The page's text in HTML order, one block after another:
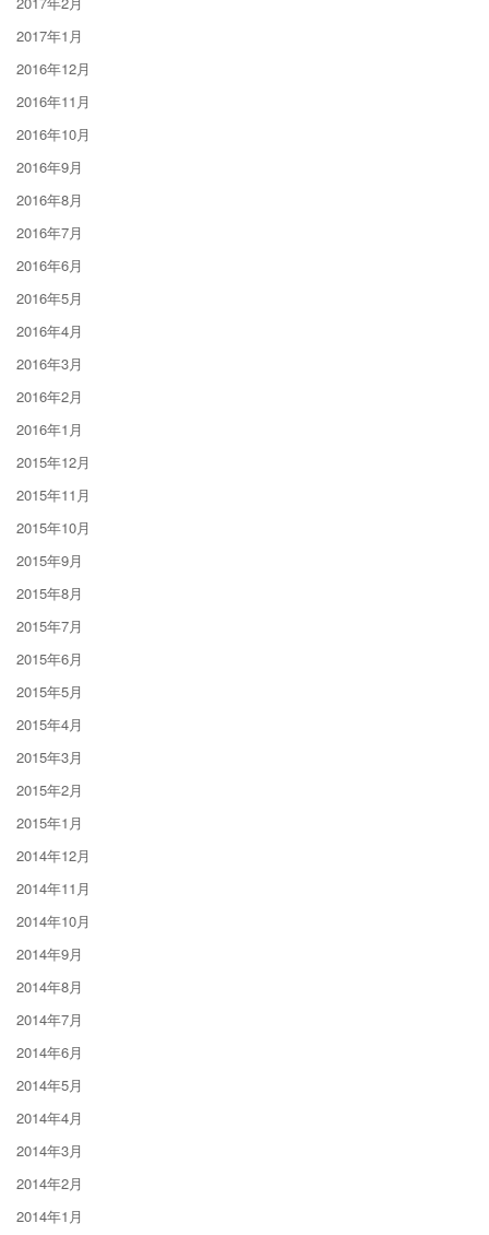
2017年1月
2016年12月
2016年11月
2016年10月
2016年9月
2016年8月
2016年7月
2016年6月
2016年5月
2016年4月
2016年3月
2016年2月
2016年1月
2015年12月
2015年11月
2015年10月
2015年9月
2015年8月
2015年7月
2015年6月
2015年5月
2015年4月
2015年3月
2015年2月
2015年1月
2014年12月
2014年11月
2014年10月
2014年9月
2014年8月
2014年7月
2014年6月
2014年5月
2014年4月
2014年3月
2014年2月
2014年1月